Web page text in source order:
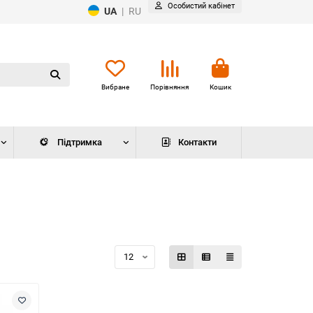
UA | RU Особистий кабінет
Вибране Порівняння Кошик
Підтримка Контакти